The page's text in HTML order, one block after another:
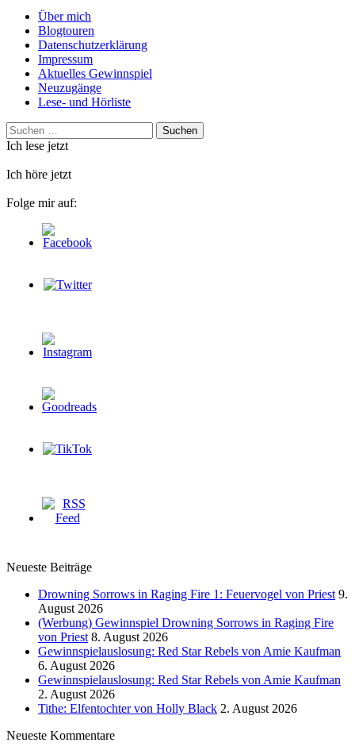
Über mich
Blogtouren
Datenschutzerklärung
Impressum
Aktuelles Gewinnspiel
Neuzugänge
Lese- und Hörliste
Suchen
nach:
Ich lese jetzt
Ich höre jetzt
Folge mir auf:
Neueste Beiträge
Drowning Sorrows in Raging Fire 1: Feuervogel von Priest 9.
August 2026
(Werbung) Gewinnspiel Drowning Sorrows in Raging Fire
von Priest 8. August 2026
Gewinnspielauslosung: Red Star Rebels von Amie Kaufman
6. August 2026
Gewinnspielauslosung: Red Star Rebels von Amie Kaufman
2. August 2026
Tithe: Elfentochter von Holly Black 2. August 2026
Neueste Kommentare